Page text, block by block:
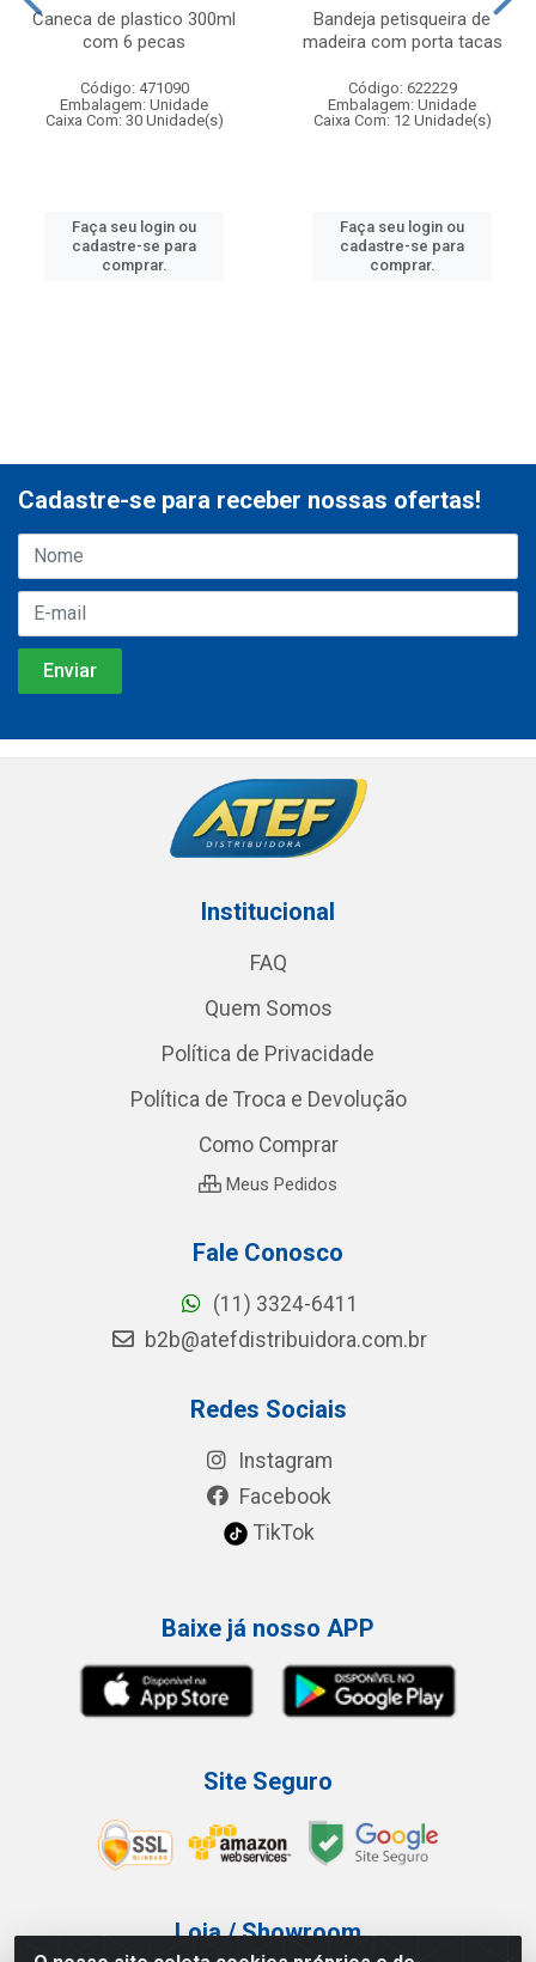
Caneca de plastico 300ml
com 6 pecas
Código: 471090
Embalagem: Unidade
Caixa Com: 30 Unidade(s)
Faça seu login ou
cadastre-se para
comprar.
Bandeja petisqueira de
madeira com porta tacas
Código: 622229
Embalagem: Unidade
Caixa Com: 12 Unidade(s)
Faça seu login ou
cadastre-se para
comprar.
Cadastre-se para receber nossas ofertas!
Institucional
FAQ
Quem Somos
Política de Privacidade
Política de Troca e Devolução
Como Comprar
Meus Pedidos
Fale Conosco
(11) 3324-6411
b2b@atefdistribuidora.com.br
Redes Sociais
Instagram
Facebook
TikTok
Baixe já nosso APP
Site Seguro
Loja / Showroom